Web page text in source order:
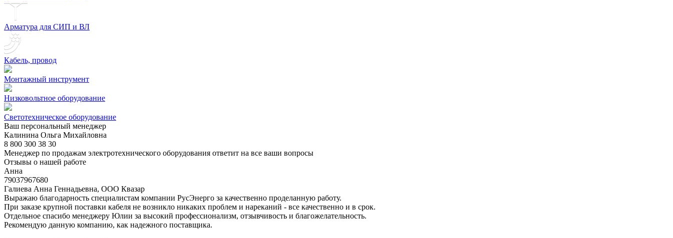
Арматура для СИП и ВЛ
Кабель, провод
Монтажный инструмент
Низковольтное оборудование
Светотехническое оборудование
Ваш персональный менеджер
Калинина Ольга Михайловна
8 800 300 38 30
Менеджер по продажам электротехнического оборудования ответит на все ваши вопросы
Отзывы о нашей работе
Анна
79037967680
Галиева Анна Геннадьевна, ООО Квазар
Выражаю благодарность специалистам компании РусЭнерго за качественно проделанную работу.
При заказе крупной поставки кабеля не возникло никаких проблем и нареканий - все качественно и в срок.
Отдельное спасибо менеджеру Юлии за высокий профессионализм, отзывчивость и благожелательность.
Рекомендую данную компанию, как надежного поставщика.